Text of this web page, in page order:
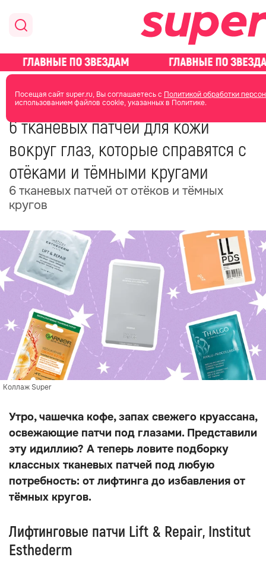
Посещая сайт super.ru, Вы соглашаетесь с Политикой обработки
использованием файлов cookie, указанных в Политике.
главная красота уход за лицом
6 тканевых патчей для кожи
вокруг глаз, которые справятся с
отёками и тёмными кругами
6 тканевых патчей от отёков и тёмных
кругов
Коллаж Super
Утро, чашечка кофе, запах свежего круассана,
освежающие патчи под глазами. Представили
эту идиллию? А теперь ловите подборку
классных тканевых патчей под любую
потребность: от лифтинга до избавления от
тёмных кругов.
Лифтинговые патчи Lift & Repair, Institut
Esthederm